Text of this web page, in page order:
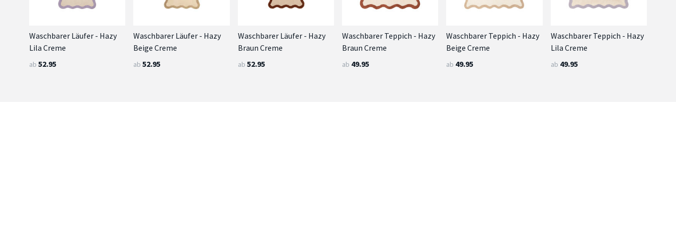
Waschbarer Läufer - Hazy
Lila Creme
ab 52.95
Waschbarer Läufer - Hazy
Beige Creme
ab 52.95
Waschbarer Läufer - Hazy
Braun Creme
ab 52.95
Waschbarer Teppich - Hazy
Braun Creme
ab 49.95
Waschbarer Teppich - Hazy
Beige Creme
ab 49.95
Waschbarer Teppich - Hazy
Lila Creme
ab 49.95